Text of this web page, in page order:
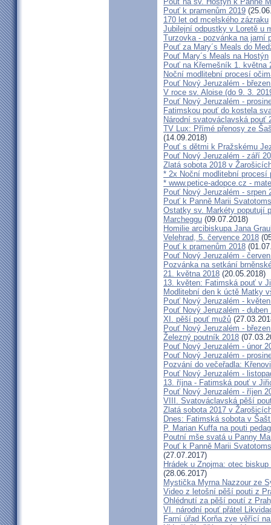
Pouť k pramenům 2019
170 let od mcelského zázraku
Jubilejní odpustky v Loretě u
Turzovka - pozvánka na jarní
Pouť za Mary´s Meals do
Pouť Mary´s Meals na Hostýn
Pouť na Křemešník 1. května
Noční modlitební procesí
Pouť Nový Jeruzalém -
V roce sv. Aloise (do 9. 3.
Pouť Nový Jeruzalém -
Fatimskou pouť do kostela
Národní svatováclavská pouť
TV Lux: Přímé přenosy ze
(14.09.2018)
Pouť s dětmi k Pražskému
Pouť Nový Jeruzalém - září
Zlatá sobota 2018 v
* 2x Noční modlitební
* www.petice-adopce.cz -
Pouť Nový Jeruzalém - srpen
Pouť k Panně Marii
Ostatky sv. Markéty poputují
Marcheggu (09.07.2018)
Homilie arcibiskupa Jana
Velehrad, 5. července 2018
Pouť k pramenům 2018
Pouť Nový Jeruzalém -
Pozvánka na setkání
21. května 2018 (20.05.2018)
13. květen: Fatimská pouť v
Modlitební den k úctě Matky
Pouť Nový Jeruzalém -
Pouť Nový Jeruzalém - duben
XI. pěší pouť mužů
Pouť Nový Jeruzalém -
Železný poutník 2018
Pouť Nový Jeruzalém - únor
Pouť Nový Jeruzalém -
Pozvání do večeřadla:
Pouť Nový Jeruzalém -
13. října - Fatimská pouť v
Pouť Nový Jeruzalém - říjen
VIII. Svatováclavská pěší
Zlatá sobota 2017 v
Dnes: Fatimská sobota v
P. Marian Kuffa na pouti
Poutní mše svatá u Panny
Pouť k Panně Marii
(27.07.2017)
Hrádek u Znojma: otec
(28.06.2017)
Mystička Myrna Nazzour ze
Video z letošní pěší pouti z
Ohlédnutí za pěší poutí z
VI. národní pouť přátel
Farní úřad Korňa zve věřící